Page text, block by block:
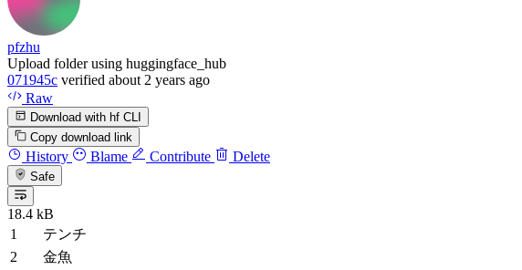
pfzhu
Upload folder using huggingface_hub
071945c verified about 2 years ago
Raw
Download with hf CLI
Copy download link
History Blame Contribute Delete
Safe
18.4 kB
テンチ
金魚